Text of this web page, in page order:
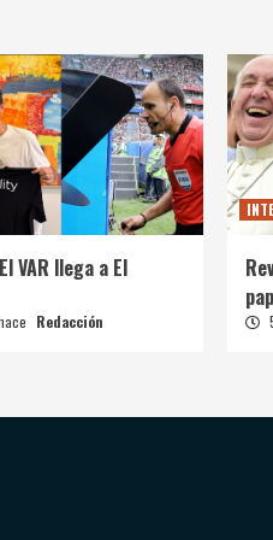
VAR llega a El
Redacción